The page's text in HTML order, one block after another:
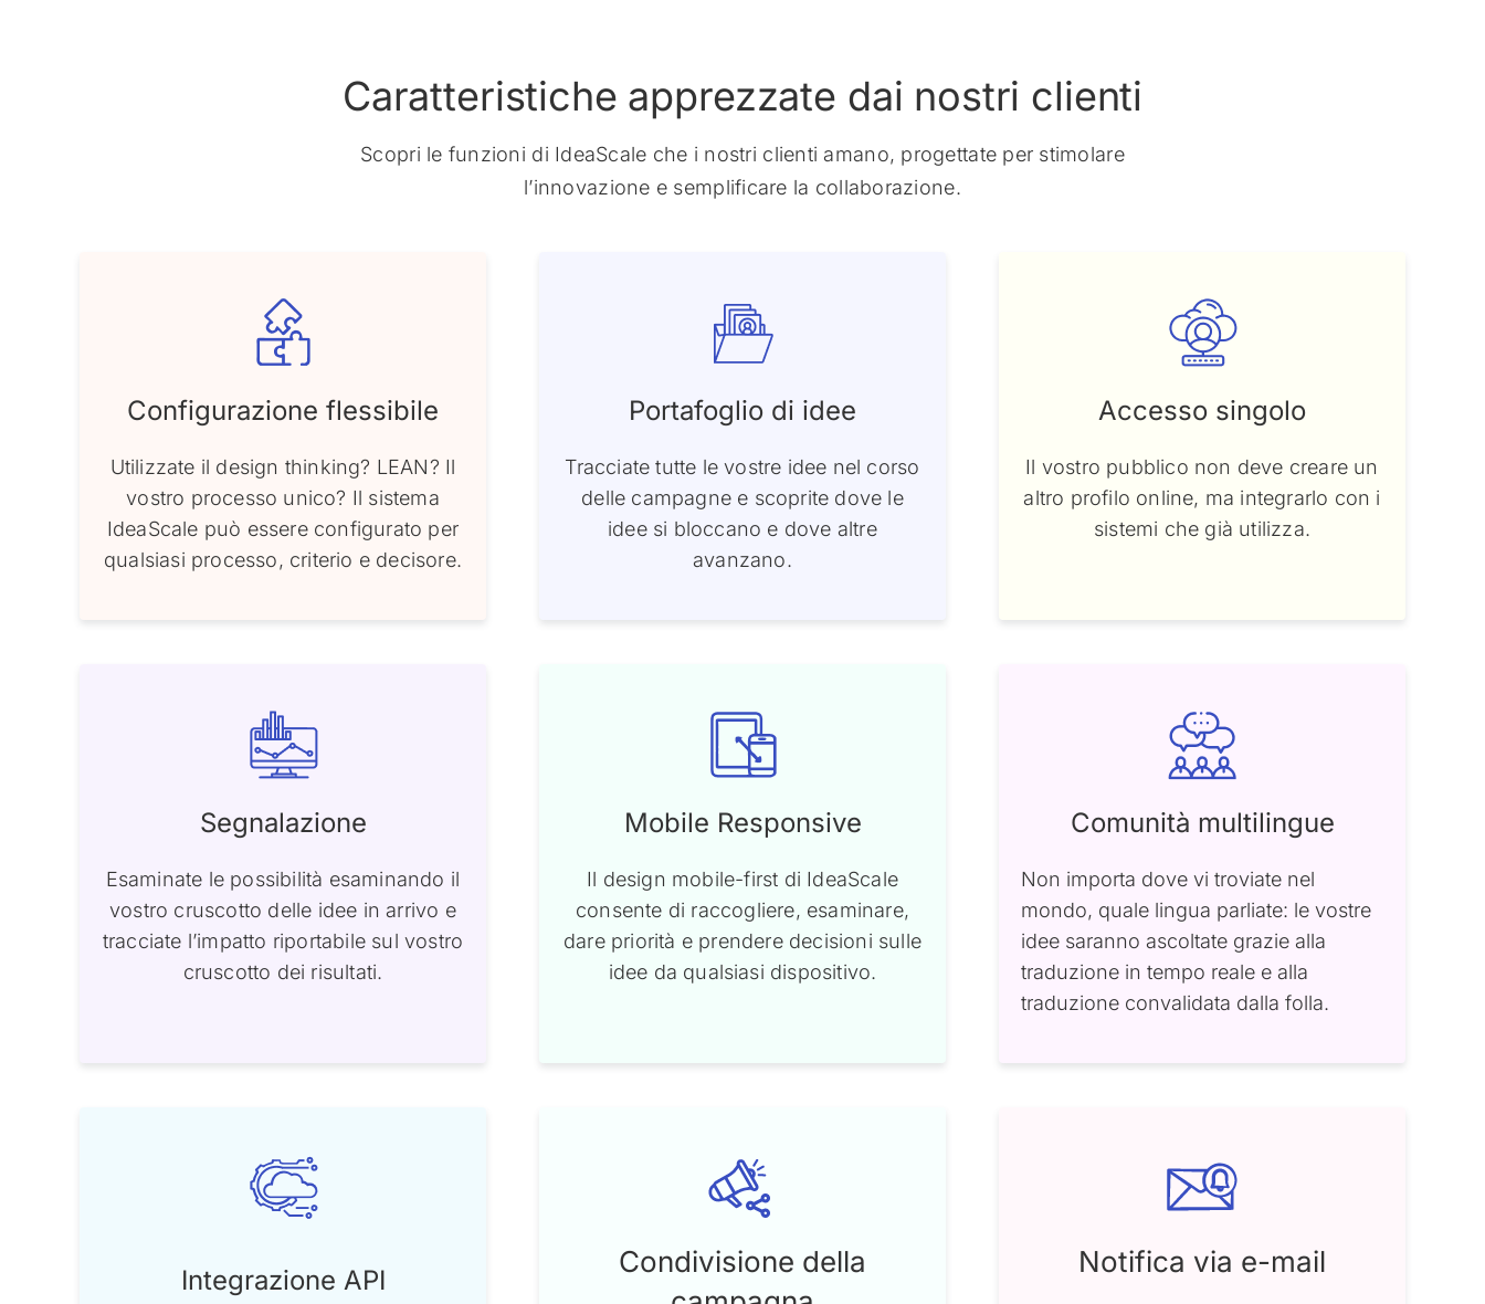
Caratteristiche apprezzate dai nostri clienti
Scopri le funzioni di IdeaScale che i nostri clienti amano, progettate per stimolare
l’innovazione e semplificare la collaborazione.
Configurazione flessibile
Utilizzate il design thinking? LEAN? Il
vostro processo unico? Il sistema
IdeaScale può essere configurato per
qualsiasi processo, criterio e decisore.
Portafoglio di idee
Tracciate tutte le vostre idee nel corso
delle campagne e scoprite dove le
idee si bloccano e dove altre
avanzano.
Accesso singolo
Il vostro pubblico non deve creare un
altro profilo online, ma integrarlo con i
sistemi che già utilizza.
Segnalazione
Esaminate le possibilità esaminando il
vostro cruscotto delle idee in arrivo e
tracciate l’impatto riportabile sul vostro
cruscotto dei risultati.
Mobile Responsive
Il design mobile-first di IdeaScale
consente di raccogliere, esaminare,
dare priorità e prendere decisioni sulle
idee da qualsiasi dispositivo.
Comunità multilingue
Non importa dove vi troviate nel
mondo, quale lingua parliate: le vostre
idee saranno ascoltate grazie alla
traduzione in tempo reale e alla
traduzione convalidata dalla folla.
Integrazione API
Condivisione della
Notifica via e-mail